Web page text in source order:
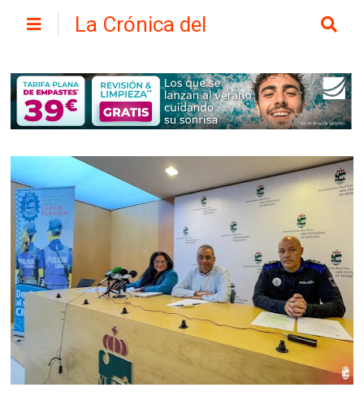
La Crónica del